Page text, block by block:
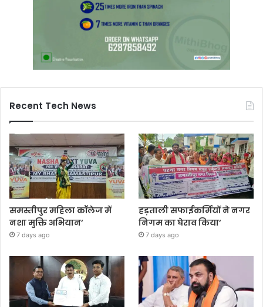
Recent Tech News
समस्तीपुर महिला कॉलेज में
नशा मुक्ति अभियान’
7 days ago
हड़ताली सफाईकर्मियों ने नगर
निगम का घेराव किया’
7 days ago